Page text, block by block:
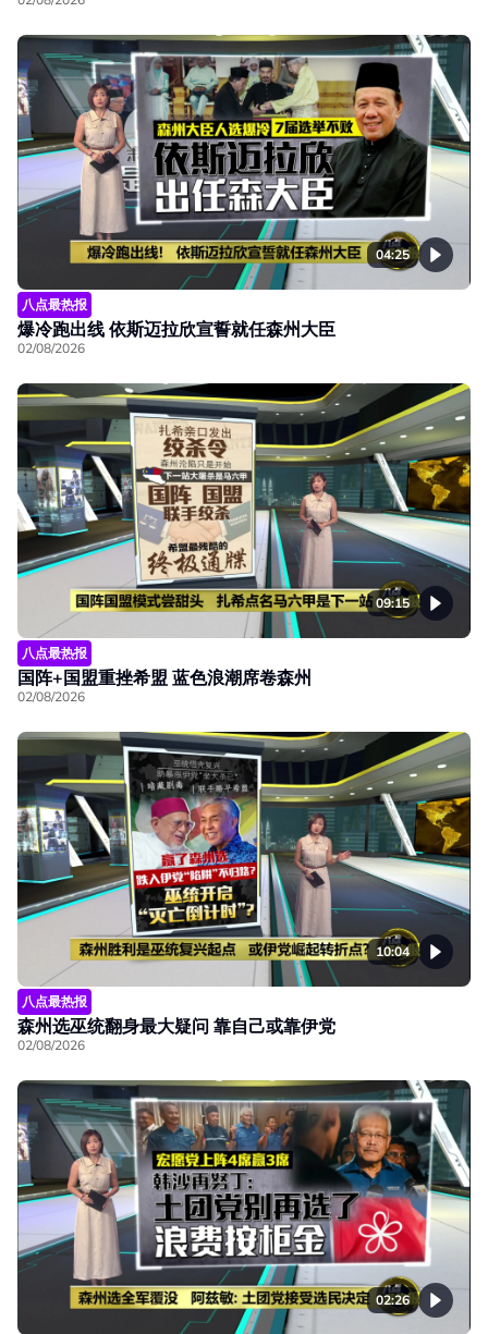
04:25
八点最热报
爆冷跑出线 依斯迈拉欣宣誓就任森州大臣
02/08/2026
09:15
八点最热报
国阵+国盟重挫希盟 蓝色浪潮席卷森州
02/08/2026
10:04
八点最热报
森州选巫统翻身最大疑问 靠自己或靠伊党
02/08/2026
02:26